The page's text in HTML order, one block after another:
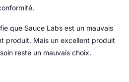
que Sauce Labs est un mauvais
produit. Mais un excellent produit
reste un mauvais choix.